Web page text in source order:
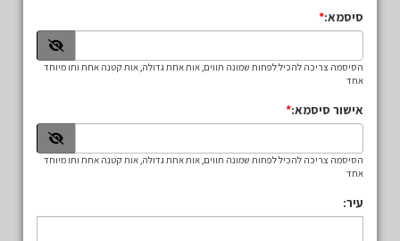
סיסמא:
הסיסמה צריכה להכיל לפחות שמונה תווים, אות אחת גדולה, אות קטנה אחת ותו מיוחד
אחד
אישור סיסמא:
הסיסמה צריכה להכיל לפחות שמונה תווים, אות אחת גדולה, אות קטנה אחת ותו מיוחד
אחד
עיר: